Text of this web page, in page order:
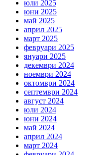
юли 2025
юни 2025
май 2025
април 2025
март 2025
февруари 2025
януари 2025
декември 2024
ноември 2024
октомври 2024
септември 2024
август 2024
юли 2024
юни 2024
май 2024
април 2024
март 2024